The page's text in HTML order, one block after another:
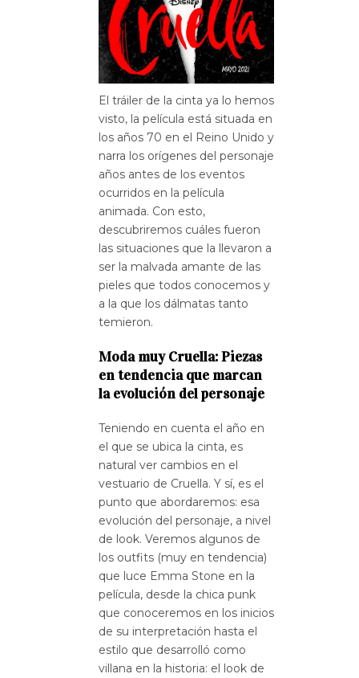
El tráiler de la cinta ya lo hemos
visto, la película está situada en
los años 70 en el Reino Unido y
narra los orígenes del personaje
años antes de los eventos
ocurridos en la película
animada. Con esto,
descubriremos cuáles fueron
las situaciones que la llevaron a
ser la malvada amante de las
pieles que todos conocemos y
a la que los dálmatas tanto
temieron.
Moda muy Cruella: Piezas
en tendencia que marcan
la evolución del personaje
Teniendo en cuenta el año en
el que se ubica la cinta, es
natural ver cambios en el
vestuario de Cruella. Y sí, es el
punto que abordaremos: esa
evolución del personaje, a nivel
de look. Veremos algunos de
los outfits (muy en tendencia)
que luce Emma Stone en la
película, desde la chica punk
que conoceremos en los inicios
de su interpretación hasta el
estilo que desarrolló como
villana en la historia: el look de